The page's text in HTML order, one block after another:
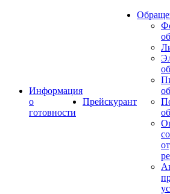
Информация
о
готовности
Прейскурант